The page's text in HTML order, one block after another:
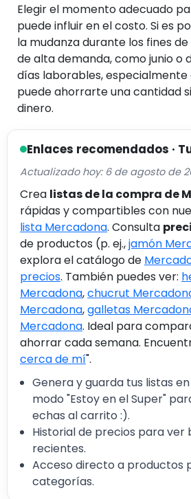
Elegir el momento adecuado
puede influir en el costo. Si es
la mudanza durante los fines
de alta demanda, como junio o
días laborables, especialmente
puede ahorrarte una cantidad
dinero.
Enlaces recomendados ·
Actualizado hoy: 6 de agosto de
Crea listas de la compra de
rápidas y compartibles con
lista Mercadona. Consulta
de productos (p. ej.,jamón
explora el catálogo de
precios. También puedes ver:
Mercadona,chucrut
Mercadona,galletas
Mercadona. Ideal para
ahorrar cada semana.
cerca de mí".
Genera y guarda tus listas
modo "Estoy en el Super"
echas al carrito :).
Historial de precios para ver
recientes.
Acceso directo a productos
categorías.